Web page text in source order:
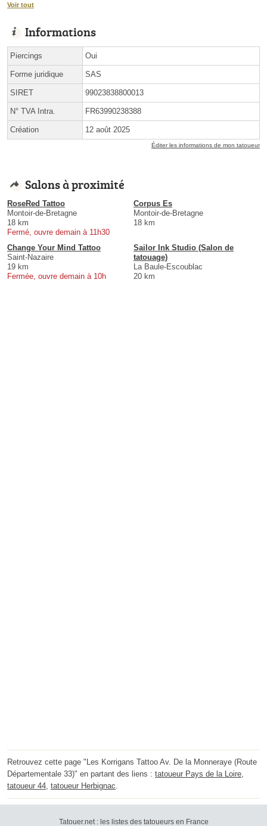
Voir tout
Informations
Piercings Oui
Forme juridique SAS
SIRET 99023838800013
N° TVA Intra. FR63990238388
Création 12 août 2025
Éditer les informations de mon tatoueur
Salons à proximité
RoseRed Tattoo
Montoir-de-Bretagne
18 km
Fermé, ouvre demain à 11h30
Corpus Es
Montoir-de-Bretagne
18 km
Change Your Mind Tattoo
Saint-Nazaire
19 km
Fermée, ouvre demain à 10h
Sailor Ink Studio (Salon de
tatouage)
La Baule-Escoublac
20 km
Retrouvez cette page "Les Korrigans Tattoo Av. De la Monneraye (Route
Départementale 33)" en partant des liens : tatoueur Pays de la Loire
tatoueur 44 tatoueur Herbignac
Tatouer.net : les listes des tatoueurs en France